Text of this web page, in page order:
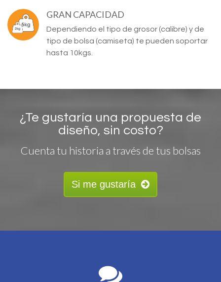
GRAN CAPACIDAD
Dependiendo el tipo de grosor (calibre) y de
tipo de bolsa (camiseta) te pueden soportar
hasta 10kgs.
¿Te gustaría una propuesta de
diseño, sin costo?
Cuenta tu historia a través de tus bolsas
Si me gustaría